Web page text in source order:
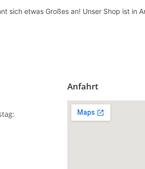
sich etwas Großes an! Unser Shop ist in
Anfahrt